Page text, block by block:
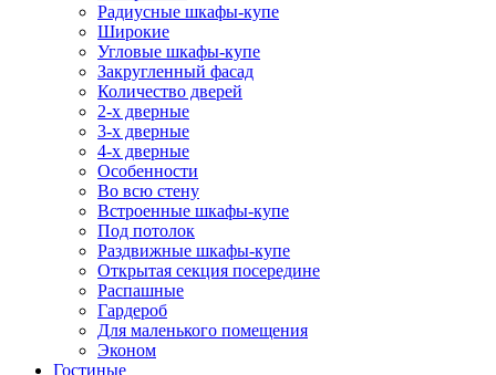
Радиусные шкафы-купе
Широкие
Угловые шкафы-купе
Закругленный фасад
Количество дверей
2-х дверные
3-х дверные
4-х дверные
Особенности
Во всю стену
Встроенные шкафы-купе
Под потолок
Раздвижные шкафы-купе
Открытая секция посередине
Распашные
Гардероб
Для маленького помещения
Эконом
Гостиные